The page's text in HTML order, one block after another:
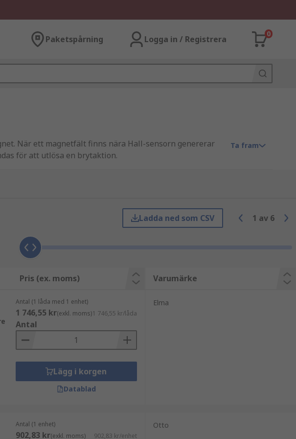
Paketspårning Logga in / Registrera
0
När ett magnetfält finns nära Hall-sensorn genererar
för att utlösa en brytaktion.
i Hall-sensorn. När ett magnetfält är frånvarande
förändring i spänningsnivån. Denna
vilket möjliggör ökad tillförlitlighet och hållbarhet.
till starka.
brytoperationer.
Ta fram
Ladda ned som CSV 1 av 6
Pris (ex. moms) Varumärke
Antal (1 låda med 1 enhet)
1 746,55 kr(exkl. moms)1 746,55 kr/låda
Antal
Lägg i korgen
Datablad
Elma
Antal (1 enhet)
902,83 kr(exkl. moms) 902,83 kr/enhet
Otto